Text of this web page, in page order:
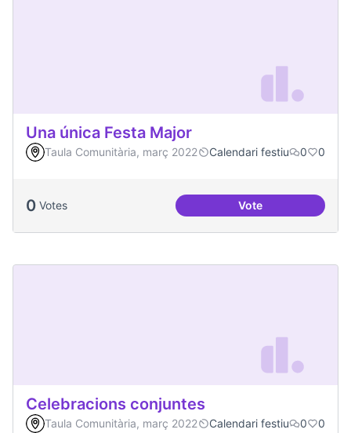
Una única Festa Major
Taula Comunitària, març 2022 Calendari festiu 0 0
0 Votes VoteUna única Festa
Celebracions conjuntes
Taula Comunitària, març 2022 Calendari festiu 0 0